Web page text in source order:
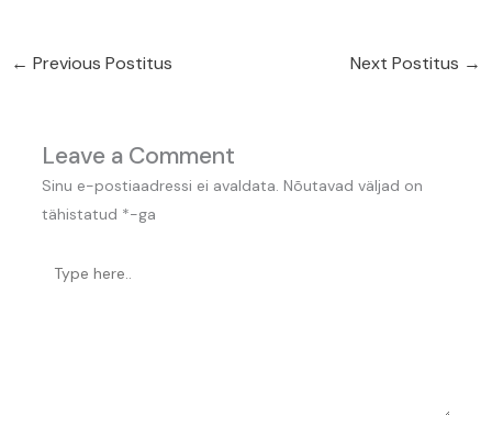
← Previous Postitus Next Postitus →
Leave a Comment
Sinu e-postiaadressi ei avaldata. Nõutavad väljad on
tähistatud *-ga
Type